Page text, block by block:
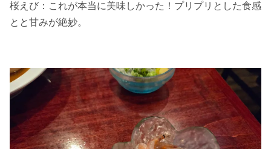
桜えび：これが本当に美味しかった！プリプリとした食感
とと甘みが絶妙。